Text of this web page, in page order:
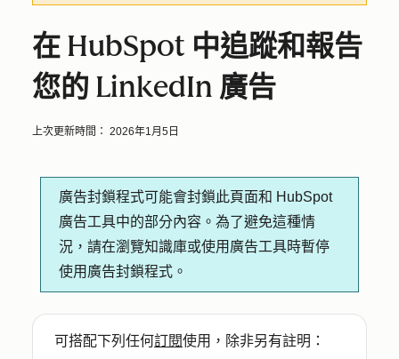
在 HubSpot 中追蹤和報告
您的 LinkedIn 廣告
上次更新時間： 2026年1月5日
廣告封鎖程式可能會封鎖此頁面和 HubSpot
廣告工具中的部分內容。為了避免這種情
況，請在瀏覽知識庫或使用廣告工具時暫停
使用廣告封鎖程式。
可搭配下列任何訂閱使用，除非另有註明：